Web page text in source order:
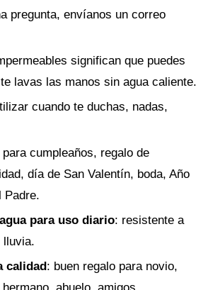
pregunta, envíanos un correo
significan que puedes
lavas las manos sin agua caliente.
cuando te duchas, nadas,
cumpleaños, regalo de
día de San Valentín, boda, Año
Padre.
para uso diario: resistente a
lluvia.
calidad: buen regalo para novio,